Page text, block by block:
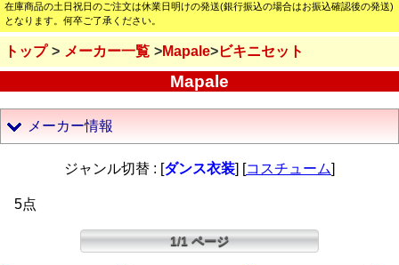
在庫商品の土日祝日のご注文は休業日明けの発送(銀行振込の場合はお振込確認後の発送)
となります。何卒ご了承ください。
トップ メーカー一覧 Mapale ビキニセット
Mapale
メーカー情報
ジャンル切替 : [ダンス衣装] [コスチューム]
5点
1/1 ページ